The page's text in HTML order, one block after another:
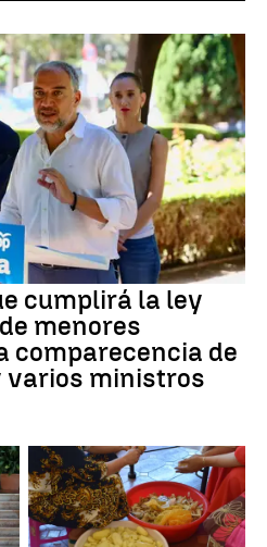
cumplirá la ley
menores
comparecencia de
varios ministros